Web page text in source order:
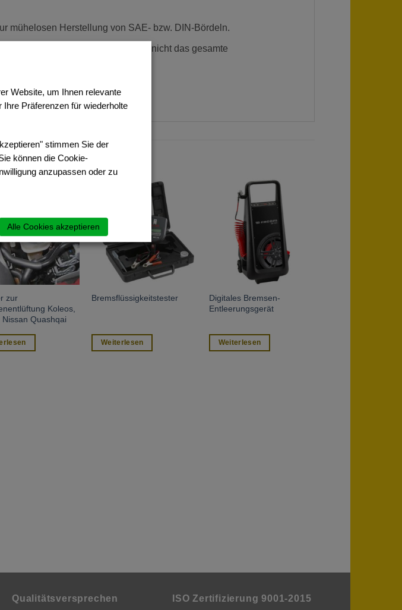
mühelosen Herstellung von SAE- bzw. DIN-Bördeln.
arbeiten zu können, es muss nicht das gesamte
zur
Koleos,
Nissan Quashqai
Bremsflüssigkeitstester
Weiterlesen
Digitales Bremsen-
Entleerungsgerät
Weiterlesen
Qualitätsversprechen ISO Zertifizierung 9001-2015
Website, um Ihnen relevante
Ihre Präferenzen für wiederholte
stimmen Sie der
können die Cookie-
anzupassen oder zu
Alle Cookies akzeptieren